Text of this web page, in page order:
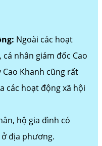
Ngoài các hoạt
nhân giám đốc Cao
Khanh cũng rất
các hoạt động xã hội
hộ gia đình có
địa phương.